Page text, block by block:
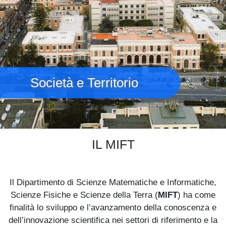
Società e Territorio
IL MIFT
Il Dipartimento di Scienze Matematiche e Informatiche,
Scienze Fisiche e Scienze della Terra (MIFT) ha come
finalità lo sviluppo e l’avanzamento della conoscenza e
dell’innovazione scientifica nei settori di riferimento e la